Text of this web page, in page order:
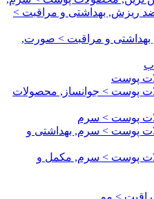
ریزش, بهداشتی و مراقبت >
بهداشتی و مراقبت > صورت,
پوست
پوست > جوانساز, محصولات
پوست > سرم
پوست > سرم, بهداشتی و
پوست > سرم, مکمل و